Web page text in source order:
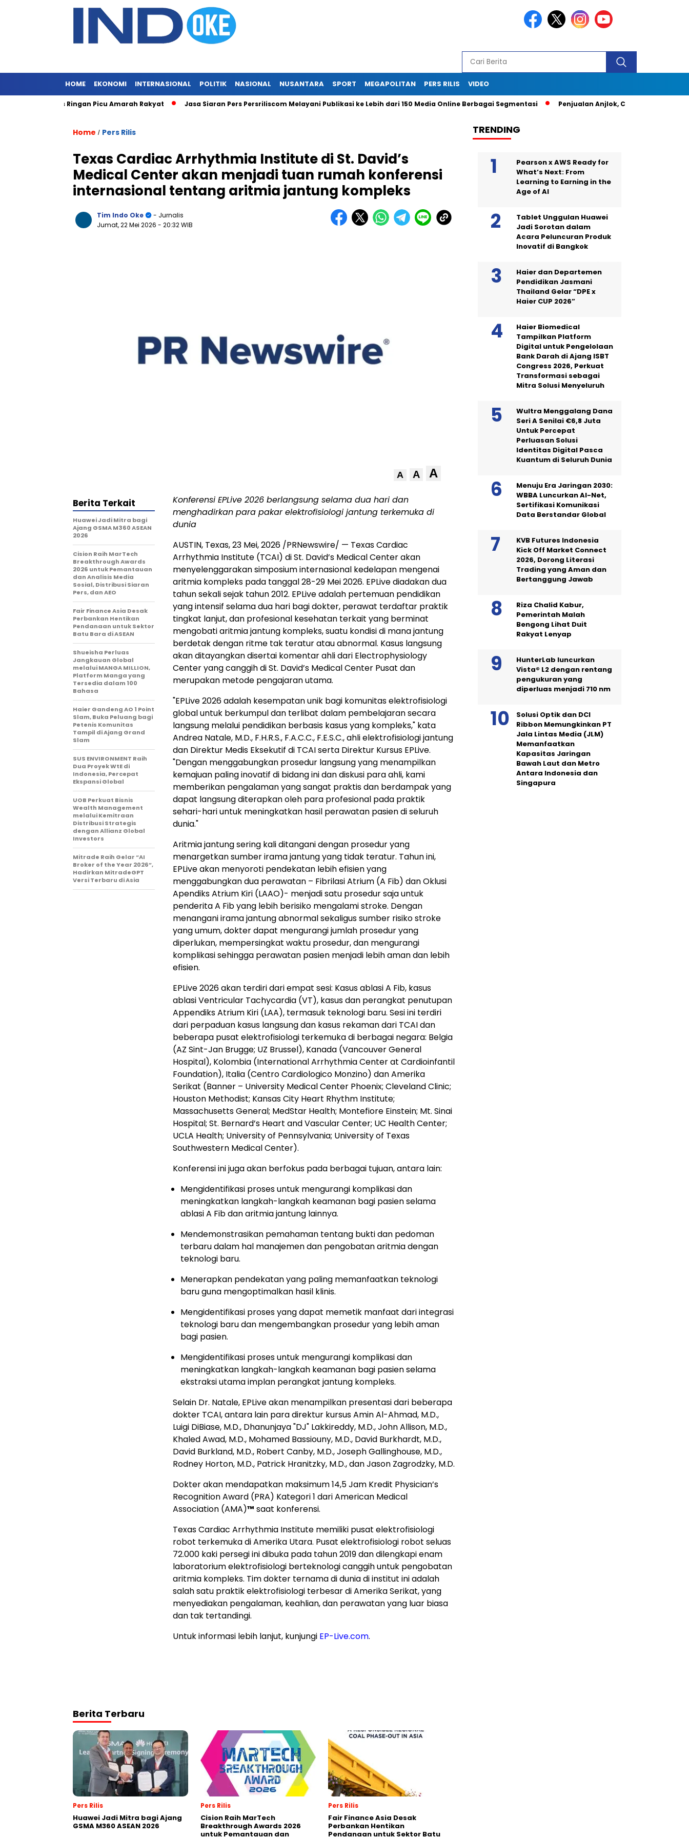
HOME EKONOMI INTERNASIONAL POLITIK NASIONAL NUSANTARA SPORT MEGAPOLITAN PERS RILIS VIDEO
Vonis Ringan Picu Amarah Rakyat Jasa Siaran Pers Persriliscom Melayani Publikasi ke Lebih dari 150 Media Online Berbagai Segmentasi Penjualan Anjlok, Coca Cola Tutup Pabrik di
Home / Pers Rilis
Texas Cardiac Arrhythmia Institute di St. David’s
Medical Center akan menjadi tuan rumah konferensi
internasional tentang aritmia jantung kompleks
Tim Indo Oke
- Jurnalis
Jumat, 22 Mei 2026 - 20:32 WIB
A A A
Konferensi EPLive 2026 berlangsung selama dua hari dan
menghadirkan para pakar elektrofisiologi jantung terkemuka di
dunia
AUSTIN, Texas,23 Mei, 2026 /PRNewswire/ — Texas Cardiac
Arrhythmia Institute (TCAI) di St. David’s Medical Center akan
menyelenggarakan simposium internasional kedelapan mengenai
aritmia kompleks pada tanggal 28-29 Mei 2026. EPLive diadakan dua
tahun sekali sejak tahun 2012. EPLive adalah pertemuan pendidikan
yang intensif selama dua hari bagi dokter, perawat terdaftar praktik
tingkat lanjut, dan profesional kesehatan terkait yang berminat
mengobati aritmia jantung kompleks, suatu kondisi di mana jantung
berdetak dengan ritme tak teratur atau abnormal. Kasus langsung
akan ditayangkan disertai komentar ahli dari Electrophysiology
Center yang canggih di St. David’s Medical Center Pusat dan
merupakan metode pengajaran utama.
"EPLive 2026 adalah kesempatan unik bagi komunitas elektrofisiologi
global untuk berkumpul dan terlibat dalam pembelajaran secara
langsung melalui pendidikan berbasis kasus yang kompleks," kata
Andrea Natale, M.D., F.H.R.S., F.A.C.C., F.E.S.C., ahli elektrofisiologi jantung
dan Direktur Medis Eksekutif di TCAI serta Direktur Kursus EPLive.
"Dengan menggabungkan prosedur langsung yang menampilkan
kemajuan paling inovatif di bidang ini dan diskusi para ahli, kami
memberikan pengalaman yang sangat praktis dan berdampak yang
dapat langsung diterapkan oleh para profesional pada praktik
sehari-hari untuk meningkatkan hasil perawatan pasien di seluruh
dunia."
Aritmia jantung sering kali ditangani dengan prosedur yang
menargetkan sumber irama jantung yang tidak teratur. Tahun ini,
EPLive akan menyoroti pendekatan lebih efisien yang
menggabungkan dua perawatan – Fibrilasi Atrium (A Fib) dan Oklusi
Apendiks Atrium Kiri (LAAO)- menjadi satu prosedur saja untuk
penderita A Fib yang lebih berisiko mengalami stroke. Dengan
menangani irama jantung abnormal sekaligus sumber risiko stroke
yang umum, dokter dapat mengurangi jumlah prosedur yang
diperlukan, mempersingkat waktu prosedur, dan mengurangi
komplikasi sehingga perawatan pasien menjadi lebih aman dan lebih
efisien.
EPLive 2026 akan terdiri dari empat sesi: Kasus ablasi A Fib, kasus
ablasi Ventricular Tachycardia (VT), kasus dan perangkat penutupan
Appendiks Atrium Kiri (LAA), termasuk teknologi baru. Sesi ini terdiri
dari perpaduan kasus langsung dan kasus rekaman dari TCAI dan
beberapa pusat elektrofisiologi terkemuka di berbagai negara: Belgia
(AZ Sint-Jan Brugge; UZ Brussel), Kanada (Vancouver General
Hospital), Kolombia (International Arrhythmia Center at Cardioinfantil
Foundation), Italia (Centro Cardiologico Monzino) dan Amerika
Serikat (Banner – University Medical Center Phoenix; Cleveland Clinic;
Houston Methodist; Kansas City Heart Rhythm Institute;
Massachusetts General; MedStar Health; Montefiore Einstein; Mt. Sinai
Hospital; St. Bernard’s Heart and Vascular Center; UC Health Center;
UCLA Health; University of Pennsylvania; University of Texas
Southwestern Medical Center).
Konferensi ini juga akan berfokus pada berbagai tujuan, antara lain:
Mengidentifikasi proses untuk mengurangi komplikasi dan
meningkatkan langkah-langkah keamanan bagi pasien selama
ablasi A Fib dan aritmia jantung lainnya.
Mendemonstrasikan pemahaman tentang bukti dan pedoman
terbaru dalam hal manajemen dan pengobatan aritmia dengan
teknologi baru.
Menerapkan pendekatan yang paling memanfaatkan teknologi
baru guna mengoptimalkan hasil klinis.
Mengidentifikasi proses yang dapat memetik manfaat dari integrasi
teknologi baru dan mengembangkan prosedur yang lebih aman
bagi pasien.
Mengidentifikasi proses untuk mengurangi komplikasi dan
meningkatkan langkah-langkah keamanan bagi pasien selama
ekstraksi utama implan perangkat jantung kompleks.
Selain Dr. Natale, EPLive akan menampilkan presentasi dari beberapa
dokter TCAI, antara lain para direktur kursus Amin Al-Ahmad, M.D.,
Luigi DiBiase, M.D., Dhanunjaya "DJ" Lakkireddy, M.D., John Allison, M.D.,
Khaled Awad, M.D., Mohamed Bassiouny, M.D., David Burkhardt, M.D.,
David Burkland, M.D., Robert Canby, M.D., Joseph Gallinghouse, M.D.,
Rodney Horton, M.D., Patrick Hranitzky, M.D., dan Jason Zagrodzky, M.D.
Dokter akan mendapatkan maksimum 14,5 Jam Kredit Physician’s
Recognition Award (PRA) Kategori 1 dari American Medical
Association (AMA)™ saat konferensi.
Texas Cardiac Arrhythmia Institute memiliki pusat elektrofisiologi
robot terkemuka di Amerika Utara. Pusat elektrofisiologi robot seluas
72.000 kaki persegi ini dibuka pada tahun 2019 dan dilengkapi enam
laboratorium elektrofisiologi berteknologi canggih untuk pengobatan
aritmia kompleks. Tim dokter ternama di dunia di institut ini adalah
salah satu praktik elektrofisiologi terbesar di Amerika Serikat, yang
menyediakan pengalaman, keahlian, dan perawatan yang luar biasa
dan tak tertandingi.
Untuk informasi lebih lanjut, kunjungi EP-Live.com.
Berita Terkait
Huawei Jadi Mitra bagi
Ajang GSMA M360 ASEAN
2026
Cision Raih MarTech
Breakthrough Awards
2026 untuk Pemantauan
dan Analisis Media
Sosial, Distribusi Siaran
Pers, dan AEO
Fair Finance Asia Desak
Perbankan Hentikan
Pendanaan untuk Sektor
Batu Bara di ASEAN
Shueisha Perluas
Jangkauan Global
melalui MANGA MILLION,
Platform Manga yang
Tersedia dalam 100
Bahasa
Haier Gandeng AO 1 Point
Slam, Buka Peluang bagi
Petenis Komunitas
Tampil di Ajang Grand
Slam
SUS ENVIRONMENT Raih
Dua Proyek WtE di
Indonesia, Percepat
Ekspansi Global
UOB Perkuat Bisnis
Wealth Management
melalui Kemitraan
Distribusi Strategis
dengan Allianz Global
Investors
Mitrade Raih Gelar “AI
Broker of the Year 2026”,
Hadirkan MitradeGPT
Versi Terbaru di Asia
Berita Terbaru
Pers Rilis
Huawei Jadi Mitra bagi Ajang
GSMA M360 ASEAN 2026
Pers Rilis
Cision Raih MarTech
Breakthrough Awards 2026
untuk Pemantauan dan
Pers Rilis
Fair Finance Asia Desak
Perbankan Hentikan
Pendanaan untuk Sektor Batu
TRENDING
Pearson x AWS Ready for
What’s Next: From
Learning to Earning in the
Age of AI
Tablet Unggulan Huawei
Jadi Sorotan dalam
Acara Peluncuran Produk
Inovatif di Bangkok
Haier dan Departemen
Pendidikan Jasmani
Thailand Gelar “DPE x
Haier CUP 2026”
Haier Biomedical
Tampilkan Platform
Digital untuk Pengelolaan
Bank Darah di Ajang ISBT
Congress 2026, Perkuat
Transformasi sebagai
Mitra Solusi Menyeluruh
Wultra Menggalang Dana
Seri A Senilai €6,8 Juta
Untuk Percepat
Perluasan Solusi
Identitas Digital Pasca
Kuantum di Seluruh Dunia
Menuju Era Jaringan 2030:
WBBA Luncurkan AI-Net,
Sertifikasi Komunikasi
Data Berstandar Global
KVB Futures Indonesia
Kick Off Market Connect
2026, Dorong Literasi
Trading yang Aman dan
Bertanggung Jawab
Riza Chalid Kabur,
Pemerintah Malah
Bengong Lihat Duit
Rakyat Lenyap
HunterLab luncurkan
Vista® L2 dengan rentang
pengukuran yang
diperluas menjadi 710 nm
Solusi Optik dan DCI
Ribbon Memungkinkan PT
Jala Lintas Media (JLM)
Memanfaatkan
Kapasitas Jaringan
Bawah Laut dan Metro
Antara Indonesia dan
Singapura